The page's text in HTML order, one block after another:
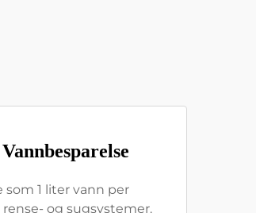
1 liter vann per
og sugsystemer.